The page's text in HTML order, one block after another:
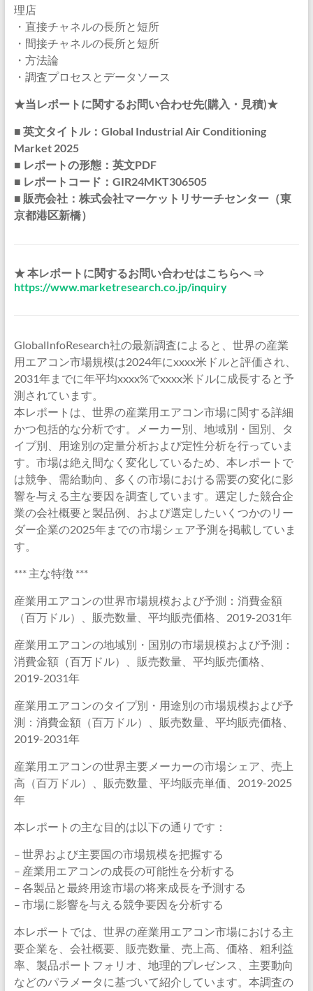
理店
・直接チャネルの長所と短所
・間接チャネルの長所と短所
・方法論
・調査プロセスとデータソース
★当レポートに関するお問い合わせ先(購入・見積)★
■ 英文タイトル：Global Industrial Air Conditioning
Market 2025
■ レポートの形態：英文PDF
■ レポートコード：GIR24MKT306505
■ 販売会社：株式会社マーケットリサーチセンター（東
京都港区新橋）
★ 本レポートに関するお問い合わせはこちらへ ⇒
https://www.marketresearch.co.jp/inquiry
GlobalInfoResearch社の最新調査によると、世界の産業
用エアコン市場規模は2024年にxxxx米ドルと評価され、
2031年までに年平均xxxx%でxxxx米ドルに成長すると予
測されています。
本レポートは、世界の産業用エアコン市場に関する詳細
かつ包括的な分析です。メーカー別、地域別・国別、タ
イプ別、用途別の定量分析および定性分析を行っていま
す。市場は絶え間なく変化しているため、本レポートで
は競争、需給動向、多くの市場における需要の変化に影
響を与える主な要因を調査しています。選定した競合企
業の会社概要と製品例、および選定したいくつかのリー
ダー企業の2025年までの市場シェア予測を掲載していま
す。
*** 主な特徴 ***
産業用エアコンの世界市場規模および予測：消費金額
（百万ドル）、販売数量、平均販売価格、2019-2031年
産業用エアコンの地域別・国別の市場規模および予測：
消費金額（百万ドル）、販売数量、平均販売価格、
2019-2031年
産業用エアコンのタイプ別・用途別の市場規模および予
測：消費金額（百万ドル）、販売数量、平均販売価格、
2019-2031年
産業用エアコンの世界主要メーカーの市場シェア、売上
高（百万ドル）、販売数量、平均販売単価、2019-2025
年
本レポートの主な目的は以下の通りです：
– 世界および主要国の市場規模を把握する
– 産業用エアコンの成長の可能性を分析する
– 各製品と最終用途市場の将来成長を予測する
– 市場に影響を与える競争要因を分析する
本レポートでは、世界の産業用エアコン市場における主
要企業を、会社概要、販売数量、売上高、価格、粗利益
率、製品ポートフォリオ、地理的プレゼンス、主要動向
などのパラメータに基づいて紹介しています。本調査の